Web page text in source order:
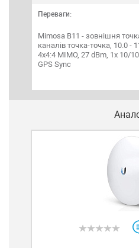
Переваги:
Mimosa B11 - зовнішня
каналів точка-точка, 10.0 -
4x4:4 MIMO, 27 dBm, 1x 10/
GPS Sync